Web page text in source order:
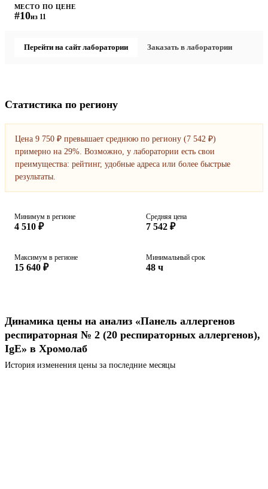
МЕСТО ПО ЦЕНЕ
#10из 11
Перейти на сайт лаборатории Заказать в лаборатории
Статистика по региону
Цена 9 750 ₽ превышает среднюю по региону (7 542 ₽)
примерно на 29%. Возможно, у лаборатории есть свои
преимущества: рейтинг, удобные адреса или более быстрые
результаты.
Минимум в регионе
4 510 ₽
Средняя цена
7 542 ₽
Максимум в регионе
15 640 ₽
Минимальный срок
48 ч
Динамика цены на анализ «Панель аллергенов
респираторная № 2 (20 респираторных аллергенов),
IgE» в Хромолаб
История изменения цены за последние месяцы